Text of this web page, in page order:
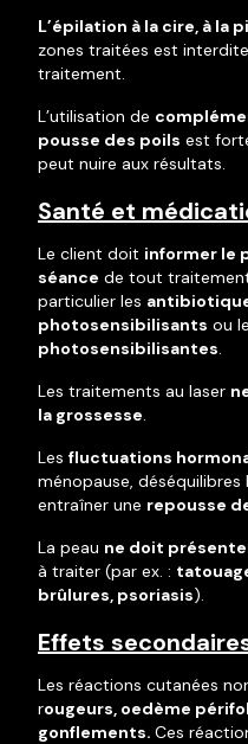
L’épilation à la cire, à la
zones traitées est
traitement.
L’utilisation de
pousse des poils est
peut nuire aux résultats.
Santé et
Le client doit informer le
séance de tout
particulier les
photosensibilisants ou
photosensibilisantes.
Les traitements au laser
la grossesse.
Les fluctuations
ménopause,
entraîner une repousse
La peau ne doit
à traiter (par ex. :
brûlures, psoriasis).
Effets
Les réactions cutanées
rougeurs, oedème
gonflements. Ces